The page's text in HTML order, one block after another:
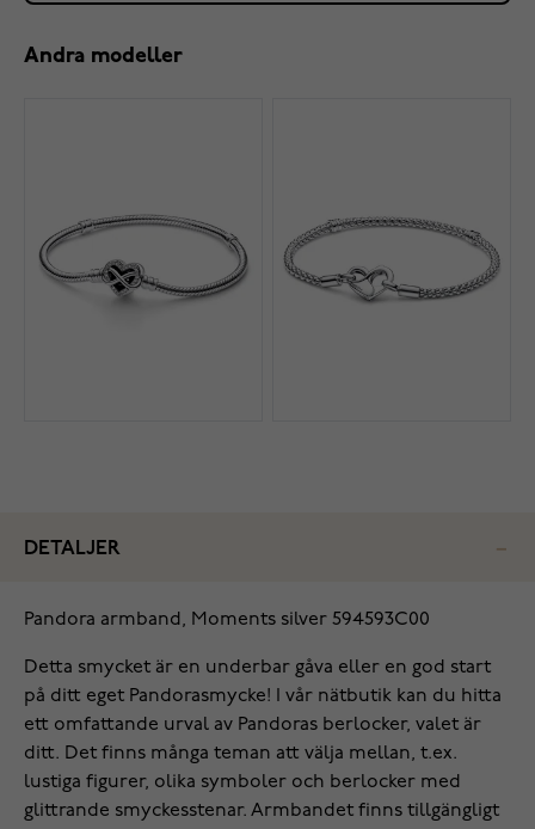
Andra modeller
DETALJER
Pandora armband, Moments silver 594593C00
Detta smycket är en underbar gåva eller en god start
på ditt eget Pandorasmycke! I vår nätbutik kan du hitta
ett omfattande urval av Pandoras berlocker, valet är
ditt. Det finns många teman att välja mellan, t.ex.
lustiga figurer, olika symboler och berlocker med
glittrande smyckesstenar. Armbandet finns tillgängligt